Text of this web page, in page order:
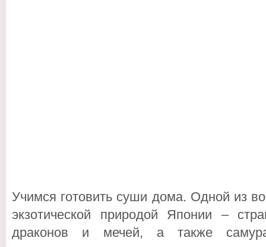
Учимся готовить суши дома. Одной из
экзотической природой Японии –
драконов и мечей, а также